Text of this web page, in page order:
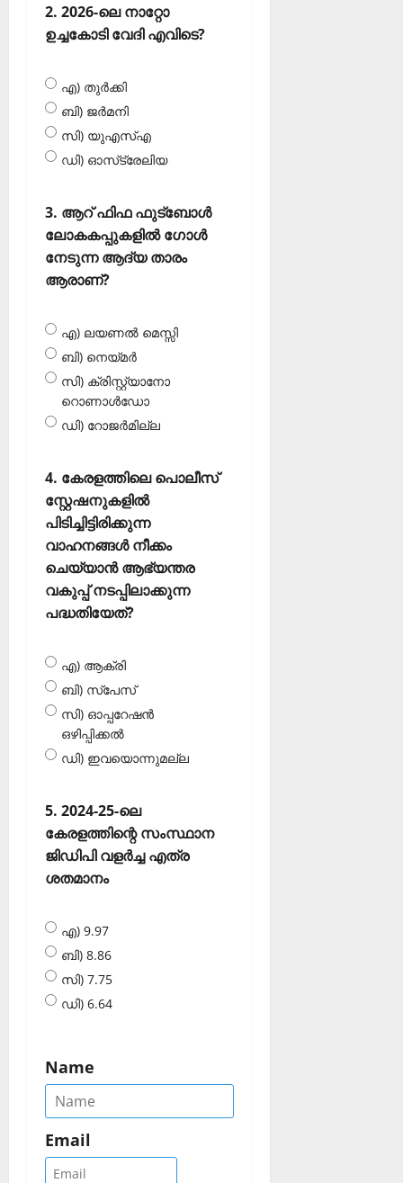
2. 2026-ലെ നാറ്റോ
ഉച്ചകോടി വേദി എവിടെ?
എ) തുര്‍ക്കി
ബി) ജര്‍മനി
സി) യുഎസ്എ
ഡി) ഓസ്‌ട്രേലിയ
3. ആറ് ഫിഫ ഫുട്‌ബോള്‍
ലോകകപ്പുകളില്‍ ഗോള്‍
നേടുന്ന ആദ്യ താരം
ആരാണ്?
എ) ലയണല്‍ മെസ്സി
ബി) നെയ്മര്‍
സി) ക്രിസ്റ്റ്യാനോ
റൊണാള്‍ഡോ
ഡി) റോജര്‍മില്ല
4. കേരളത്തിലെ പൊലീസ്
സ്റ്റേഷനുകളില്‍
പിടിച്ചിട്ടിരിക്കുന്ന
വാഹനങ്ങള്‍ നീക്കം
ചെയ്യാന്‍ ആഭ്യന്തര
വകുപ്പ് നടപ്പിലാക്കുന്ന
പദ്ധതിയേത്?
എ) ആക്രി
ബി) സ്‌പേസ്
സി) ഓപ്പറേഷന്‍
ഒഴിപ്പിക്കല്‍
ഡി) ഇവയൊന്നുമല്ല
5. 2024-25-ലെ
കേരളത്തിന്റെ സംസ്ഥാന
ജിഡിപി വളര്‍ച്ച എത്ര
ശതമാനം
എ) 9.97
ബി) 8.86
സി) 7.75
ഡി) 6.64
Name
Email